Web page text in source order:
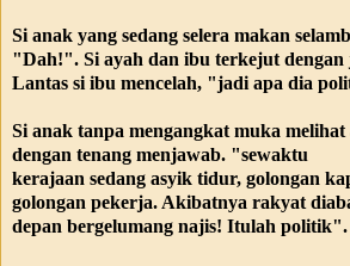
Si anak yang sedang selera makan
"Dah!". Si ayah dan ibu terkejut dengan
Lantas si ibu mencelah, "jadi apa dia
Si anak tanpa mengangkat muka
dengan tenang menjawab. "sewaktu
kerajaan sedang asyik tidur, golongan
golongan pekerja. Akibatnya rakyat
depan bergelumang najis! Itulah politik".